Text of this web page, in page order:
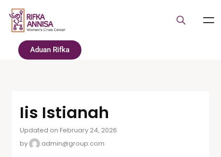
Aduan Rifka
Iis Istianah
Updated on February 24, 2026
by
admin@group.com